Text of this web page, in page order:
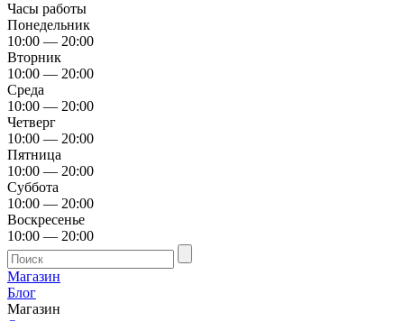
Часы работы
Понедельник
10:00 — 20:00
Вторник
10:00 — 20:00
Среда
10:00 — 20:00
Четверг
10:00 — 20:00
Пятница
10:00 — 20:00
Суббота
10:00 — 20:00
Воскресенье
10:00 — 20:00
Магазин
Блог
Магазин